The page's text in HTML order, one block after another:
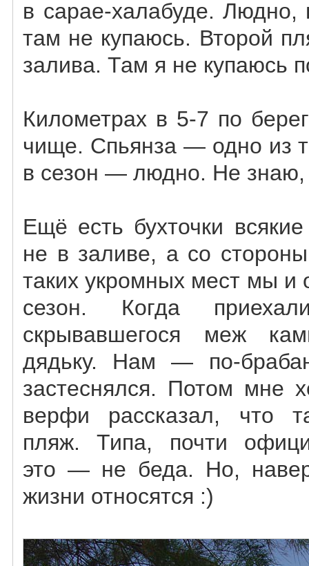
в сарае-халабуде.
там не купаюсь. Второй
залива. Там я не купаюсь
Километрах в 5-7 по
чище. Спьянза — одно из
в сезон — людно. Не знаю,
Ещё есть бухточки
не в заливе, а со
таких укромных мест мы и
сезон. Когда
скрывавшегося меж
дядьку. Нам — по-
застеснялся. Потом мне
верфи рассказал, что
пляж. Типа, почти
это — не беда. Но,
жизни относятся :)